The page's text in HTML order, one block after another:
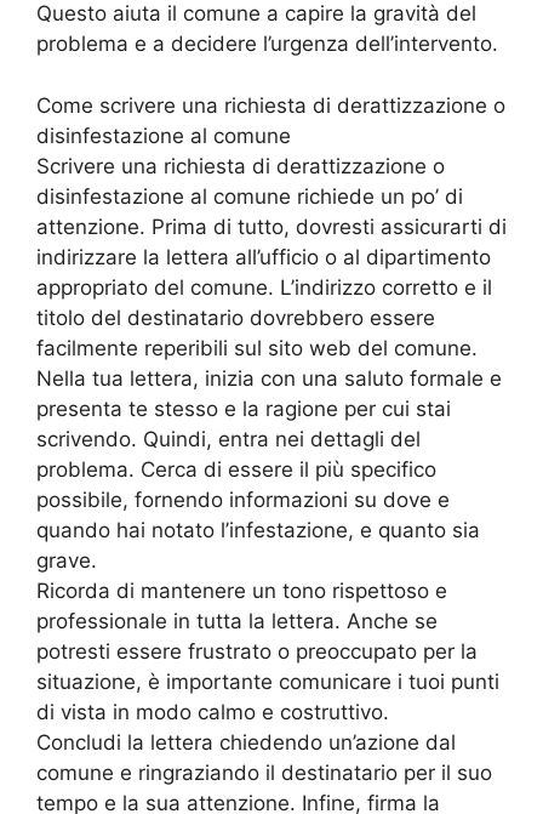
Questo aiuta il comune a capire la gravità del
problema e a decidere l’urgenza dell’intervento.
Come scrivere una richiesta di derattizzazione o
disinfestazione al comune
Scrivere una richiesta di derattizzazione o
disinfestazione al comune richiede un po’ di
attenzione. Prima di tutto, dovresti assicurarti di
indirizzare la lettera all’ufficio o al dipartimento
appropriato del comune. L’indirizzo corretto e il
titolo del destinatario dovrebbero essere
facilmente reperibili sul sito web del comune.
Nella tua lettera, inizia con una saluto formale e
presenta te stesso e la ragione per cui stai
scrivendo. Quindi, entra nei dettagli del
problema. Cerca di essere il più specifico
possibile, fornendo informazioni su dove e
quando hai notato l’infestazione, e quanto sia
grave.
Ricorda di mantenere un tono rispettoso e
professionale in tutta la lettera. Anche se
potresti essere frustrato o preoccupato per la
situazione, è importante comunicare i tuoi punti
di vista in modo calmo e costruttivo.
Concludi la lettera chiedendo un’azione dal
comune e ringraziando il destinatario per il suo
tempo e la sua attenzione. Infine, firma la